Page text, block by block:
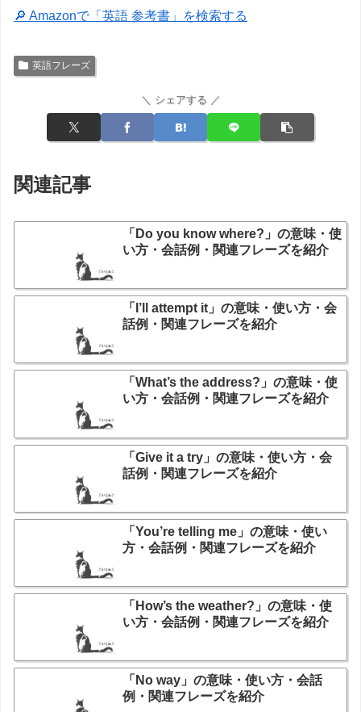
🔎 Amazonで「英語 参考書」を検索する
英語フレーズ
＼ シェアする ／
関連記事
「Do you know where?」の意味・使
い方・会話例・関連フレーズを紹介
「I’ll attempt it」の意味・使い方・会
話例・関連フレーズを紹介
「What’s the address?」の意味・使
い方・会話例・関連フレーズを紹介
「Give it a try」の意味・使い方・会
話例・関連フレーズを紹介
「You’re telling me」の意味・使い
方・会話例・関連フレーズを紹介
「How’s the weather?」の意味・使
い方・会話例・関連フレーズを紹介
「No way」の意味・使い方・会話
例・関連フレーズを紹介